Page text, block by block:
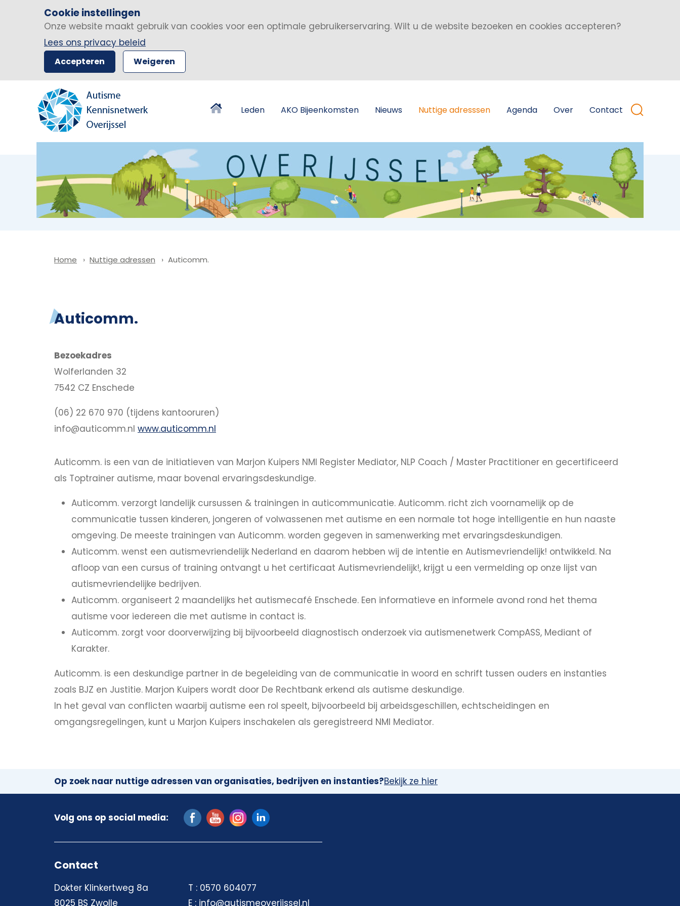
Cookie instellingen
Onze website maakt gebruik van cookies voor een optimale gebruikerservaring. Wilt u de website bezoeken en cookies accepteren?
Lees ons privacy beleid
Accepteren Weigeren
Leden AKO Bijeenkomsten Nieuws Nuttige adresssen Agenda Over Contact
Home Nuttige adressen Auticomm.
Auticomm.
Bezoekadres
Wolferlanden 32
7542 CZ Enschede
(06) 22 670 970 (tijdens kantooruren)
info@auticomm.nl www.auticomm.nl
Auticomm. is een van de initiatieven van Marjon Kuipers NMI Register Mediator, NLP Coach / Master Practitioner en gecertificeerd
als Toptrainer autisme, maar bovenal ervaringsdeskundige.
Auticomm. verzorgt landelijk cursussen & trainingen in auticommunicatie. Auticomm. richt zich voornamelijk op de
communicatie tussen kinderen, jongeren of volwassenen met autisme en een normale tot hoge intelligentie en hun naaste
omgeving. De meeste trainingen van Auticomm. worden gegeven in samenwerking met ervaringsdeskundigen.
Auticomm. wenst een autismevriendelijk Nederland en daarom hebben wij de intentie en Autismevriendelijk! ontwikkeld. Na
afloop van een cursus of training ontvangt u het certificaat Autismevriendelijk!, krijgt u een vermelding op onze lijst van
autismevriendelijke bedrijven.
Auticomm. organiseert 2 maandelijks het autismecafé Enschede. Een informatieve en informele avond rond het thema
autisme voor iedereen die met autisme in contact is.
Auticomm. zorgt voor doorverwijzing bij bijvoorbeeld diagnostisch onderzoek via autismenetwerk CompASS, Mediant of
Karakter.
Auticomm. is een deskundige partner in de begeleiding van de communicatie in woord en schrift tussen ouders en instanties
zoals BJZ en Justitie. Marjon Kuipers wordt door De Rechtbank erkend als autisme deskundige.
In het geval van conflicten waarbij autisme een rol speelt, bijvoorbeeld bij arbeidsgeschillen, echtscheidingen en
omgangsregelingen, kunt u Marjon Kuipers inschakelen als geregistreerd NMI Mediator.
Op zoek naar nuttige adressen van organisaties, bedrijven en instanties?Bekijk ze hier
Volg ons op social media:
Contact
Dokter Klinkertweg 8a
8025 BS Zwolle
T : 0570 604077
E : info@autismeoverijssel.nl